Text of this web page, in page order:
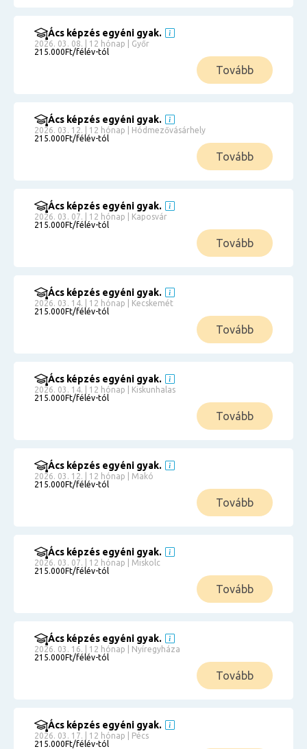
Ács képzés egyéni gyak.
2026. 03. 08. | 12 hónap | Győr
215.000Ft/félév-tól
Tovább
Ács képzés egyéni gyak.
2026. 03. 12. | 12 hónap | Hódmezővásárhely
215.000Ft/félév-tól
Tovább
Ács képzés egyéni gyak.
2026. 03. 07. | 12 hónap | Kaposvár
215.000Ft/félév-tól
Tovább
Ács képzés egyéni gyak.
2026. 03. 14. | 12 hónap | Kecskemét
215.000Ft/félév-tól
Tovább
Ács képzés egyéni gyak.
2026. 03. 14. | 12 hónap | Kiskunhalas
215.000Ft/félév-tól
Tovább
Ács képzés egyéni gyak.
2026. 03. 12. | 12 hónap | Makó
215.000Ft/félév-tól
Tovább
Ács képzés egyéni gyak.
2026. 03. 07. | 12 hónap | Miskolc
215.000Ft/félév-tól
Tovább
Ács képzés egyéni gyak.
2026. 03. 16. | 12 hónap | Nyíregyháza
215.000Ft/félév-tól
Tovább
Ács képzés egyéni gyak.
2026. 03. 17. | 12 hónap | Pécs
215.000Ft/félév-tól